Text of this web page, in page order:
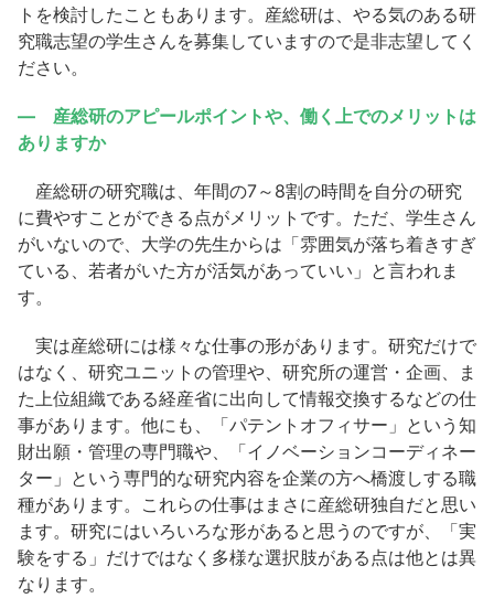
トを検討したこともあります。産総研は、やる気のある研
究職志望の学生さんを募集していますので是非志望してく
ださい。
― 産総研のアピールポイントや、働く上でのメリットは
ありますか
産総研の研究職は、年間の7～8割の時間を自分の研究
に費やすことができる点がメリットです。ただ、学生さん
がいないので、大学の先生からは「雰囲気が落ち着きすぎ
ている、若者がいた方が活気があっていい」と言われま
す。
実は産総研には様々な仕事の形があります。研究だけで
はなく、研究ユニットの管理や、研究所の運営・企画、ま
た上位組織である経産省に出向して情報交換するなどの仕
事があります。他にも、「パテントオフィサー」という知
財出願・管理の専門職や、「イノベーションコーディネー
ター」という専門的な研究内容を企業の方へ橋渡しする職
種があります。これらの仕事はまさに産総研独自だと思い
ます。研究にはいろいろな形があると思うのですが、「実
験をする」だけではなく多様な選択肢がある点は他とは異
なります。